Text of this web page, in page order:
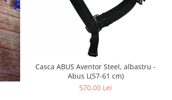
Casca ABUS Aventor Steel, albastru -
Abus L(57-61 cm)
570,00 Lei